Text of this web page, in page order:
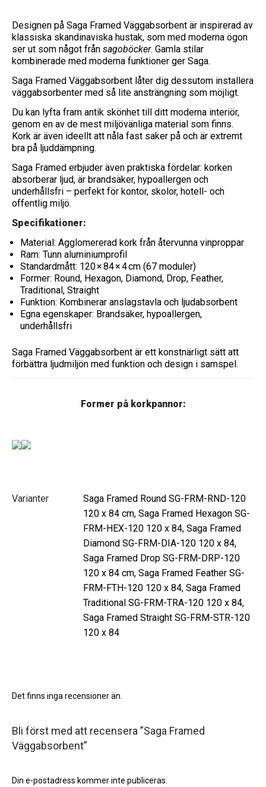
Designen på Saga Framed Väggabsorbent är inspirerad av
klassiska skandinaviska hustak, som med moderna ögon
ser ut som något från sagoböcker. Gamla stilar
kombinerade med moderna funktioner ger Saga.
Saga Framed Väggabsorbent låter dig dessutom installera
väggabsorbenter med så lite ansträngning som möjligt.
Du kan lyfta fram antik skönhet till ditt moderna interiör,
genom en av de mest miljövänliga material som finns.
Kork är även ideellt att nåla fast saker på och är extremt
bra på ljuddämpning.
Saga Framed erbjuder även praktiska fördelar: korken
absorberar ljud, är brandsäker, hypoallergen och
underhållsfri – perfekt för kontor, skolor, hotell- och
offentlig miljö.
Specifikationer:
Material: Agglomererad kork från återvunna vinproppar
Ram: Tunn aluminiumprofil
Standardmått: 120 × 84 × 4 cm (67 moduler)
Former: Round, Hexagon, Diamond, Drop, Feather,
Traditional, Straight
Funktion: Kombinerar anslagstavla och ljudabsorbent
Egna egenskaper: Brandsäker, hypoallergen,
underhållsfri
Saga Framed Väggabsorbent är ett konstnärligt sätt att
förbättra ljudmiljön med funktion och design i samspel.
Former på korkpannor:
Varianter
Saga Framed Round SG-FRM-RND-120
120 x 84 cm, Saga Framed Hexagon SG-
FRM-HEX-120 120 x 84, Saga Framed
Diamond SG-FRM-DIA-120 120 x 84,
Saga Framed Drop SG-FRM-DRP-120
120 x 84 cm, Saga Framed Feather SG-
FRM-FTH-120 120 x 84, Saga Framed
Traditional SG-FRM-TRA-120 120 x 84,
Saga Framed Straight SG-FRM-STR-120
120 x 84
Det finns inga recensioner än.
Bli först med att recensera ”Saga Framed
Väggabsorbent”
Din e-postadress kommer inte publiceras.